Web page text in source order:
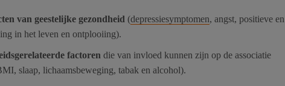
van geestelijke gezondheid (depressiesymptomen, angst, positieve en
in het leven en ontplooiing).
factoren die van invloed kunnen zijn op de associatie
slaap, lichaamsbeweging, tabak en alcohol).